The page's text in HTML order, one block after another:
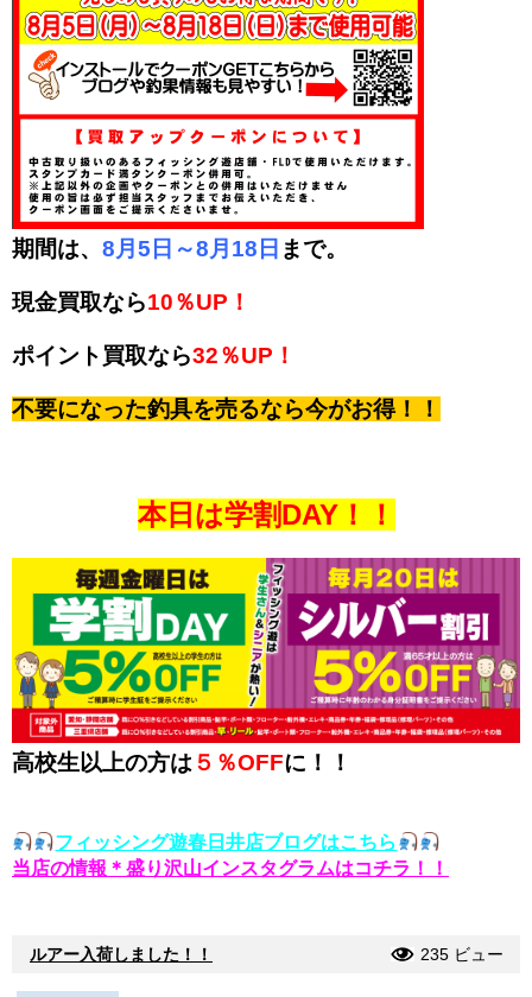
期間は、 8月5日～8月18日 まで。
現金買取なら10％UP！
ポイント買取なら32％UP！
不要になった釣具を売るなら今がお得！！
本日は学割DAY！！
高校生以上の方は５％OFFに！！
フィッシング遊春日井店ブログはこちら
当店の情報＊盛り沢山インスタグラムはコチラ！！
ルアー入荷しました！！ 235 ビュー